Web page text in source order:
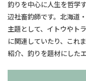
釣りを中心に人生を哲学
辺社畜釣師です。北海道
主題として、​イトウやト
に関連していたり、​これ
紹介、釣りを題材にした